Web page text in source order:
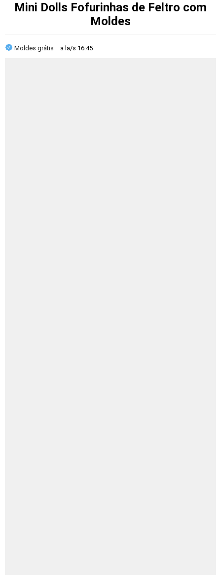
Mini Dolls Fofurinhas de Feltro com
Moldes
Moldes grátis a la/s 16:45